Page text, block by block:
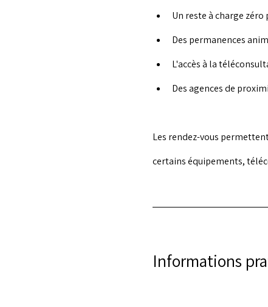
Un reste à charge
Des permanences
L'accès à la
Des agences de
Les rendez-vous
certains équipements,
Informations